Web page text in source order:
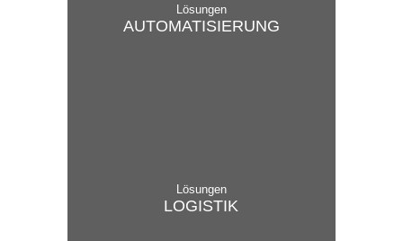
Lösungen
AUTO­MA­TI­SI­ER­UNG
Lösungen
LOGISTIK